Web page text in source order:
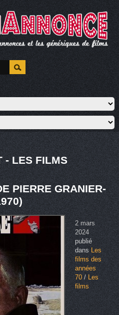
- LES FILMS
PIERRE GRANIER-
2 mars
2024
publié
dansLes
films des
années
70/ Les
films